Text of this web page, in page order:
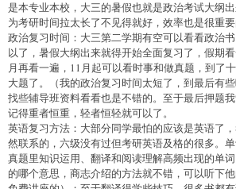
是本专业本校，大三的暑假也就是政治考试大纲
为考研时间拉太长了不见得就好，效率也是很重要
政治复习时间：大三第二学期有空可以看看政治
以了，暑假大纲出来就得开始全面复习了，假期
月再看一遍，11月起可以看时事和做真题，到了
大题了。（我的政治复习时间太短了，到最后有
找些辅导班资料看看也是不错的。至于最后押题
记得重者恒重，轻者恒轻就可以了。
英语复习方法：大部分同学最怕的应该是英语了
然联系的，六级没有过但考研英语及格的很多。
真题里知识运用、翻译和阅读理解高频出现的单
的哪个意思，商志介绍的方法就不错，可以听下